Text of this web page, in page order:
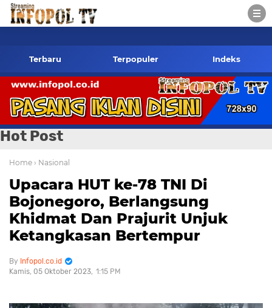
Kontak Redaksi- 085784424805 wa
Terbaru Terpopuler Indeks
Hot Post
Home › Nasional
Upacara HUT ke-78 TNI Di
Bojonegoro, Berlangsung
Khidmat Dan Prajurit Unjuk
Ketangkasan Bertempur
Infopol.co.id
Kamis, 05 Oktober 2023 1:15 PM